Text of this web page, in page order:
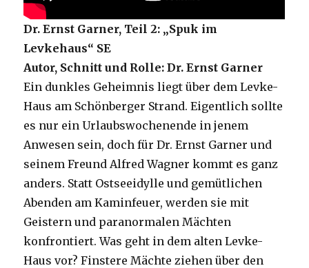
Dr. Ernst Garner, Teil 2: „Spuk im
Levkehaus“ SE
Autor, Schnitt und Rolle: Dr. Ernst Garner
Ein dunkles Geheimnis liegt über dem Levke-
Haus am Schönberger Strand. Eigentlich sollte
es nur ein Urlaubswochenende in jenem
Anwesen sein, doch für Dr. Ernst Garner und
seinem Freund Alfred Wagner kommt es ganz
anders. Statt Ostseeidylle und gemütlichen
Abenden am Kaminfeuer, werden sie mit
Geistern und paranormalen Mächten
konfrontiert. Was geht in dem alten Levke-
Haus vor? Finstere Mächte ziehen über den